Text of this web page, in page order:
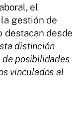
el
gestión de
destacan desde
distinción
de posibilidades
vinculados al